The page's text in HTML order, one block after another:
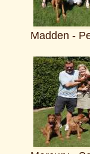
Madden -